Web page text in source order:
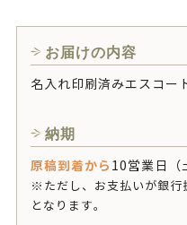
お届けの内容
名入れ印刷済みエスコー
納期
原稿到着から 10営業日（
※ただし、お支払いが銀行
となります。